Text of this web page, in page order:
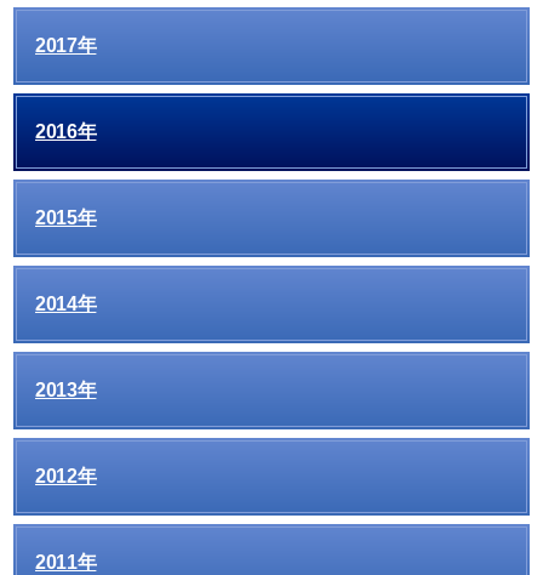
2017年
2016年
2015年
2014年
2013年
2012年
2011年